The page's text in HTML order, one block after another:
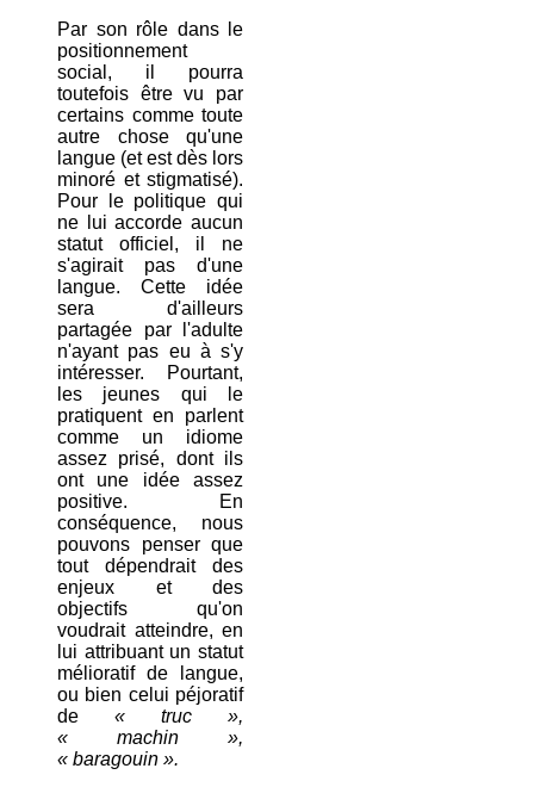
Par son rôle dans le
positionnement
social, il pourra
toutefois être vu par
certains comme toute
autre chose qu'une
langue (et est dès lors
minoré et stigmatisé).
Pour le politique qui
ne lui accorde aucun
statut officiel, il ne
s'agirait pas d'une
langue. Cette idée
sera d'ailleurs
partagée par l'adulte
n'ayant pas eu à s'y
intéresser. Pourtant,
les jeunes qui le
pratiquent en parlent
comme un idiome
assez prisé, dont ils
ont une idée assez
positive. En
conséquence, nous
pouvons penser que
tout dépendrait des
enjeux et des
objectifs qu'on
voudrait atteindre, en
lui attribuant un statut
mélioratif de langue,
ou bien celui péjoratif
de « truc »,
« machin »,
« baragouin ».